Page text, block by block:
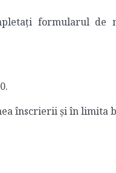
formularul de
înscrierii și în limita